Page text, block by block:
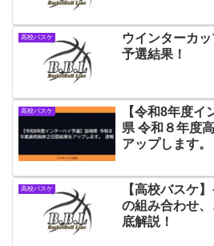
高校バスケ
ウインターカ
予選結果！
高校バスケ
【令和8年度イ
県 令和８年度
アップします。
高校バスケ
【高校バスケ
の組み合わせ
底解説！